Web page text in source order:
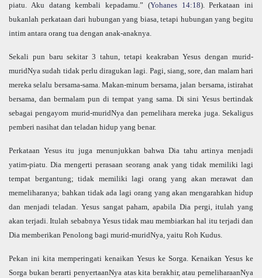
piatu. Aku datang kembali kepadamu.” (Yohanes 14:18). Perkataan ini
bukanlah perkataan dari hubungan yang biasa, tetapi hubungan yang begitu
intim antara orang tua dengan anak-anaknya.
Sekali pun baru sekitar 3 tahun, tetapi keakraban Yesus dengan murid-
muridNya sudah tidak perlu diragukan lagi. Pagi, siang, sore, dan malam hari
mereka selalu bersama-sama. Makan-minum bersama, jalan bersama, istirahat
bersama, dan bermalam pun di tempat yang sama. Di sini Yesus bertindak
sebagai pengayom murid-muridNya dan pemelihara mereka juga. Sekaligus
pemberi nasihat dan teladan hidup yang benar.
Perkataan Yesus itu juga menunjukkan bahwa Dia tahu artinya menjadi
yatim-piatu. Dia mengerti perasaan seorang anak yang tidak memiliki lagi
tempat bergantung; tidak memiliki lagi orang yang akan merawat dan
memeliharanya; bahkan tidak ada lagi orang yang akan mengarahkan hidup
dan menjadi teladan. Yesus sangat paham, apabila Dia pergi, itulah yang
akan terjadi. Itulah sebabnya Yesus tidak mau membiarkan hal itu terjadi dan
Dia memberikan Penolong bagi murid-muridNya, yaitu Roh Kudus.
Pekan ini kita memperingati kenaikan Yesus ke Sorga. Kenaikan Yesus ke
Sorga bukan berarti penyertaanNya atas kita berakhir, atau pemeliharaanNya